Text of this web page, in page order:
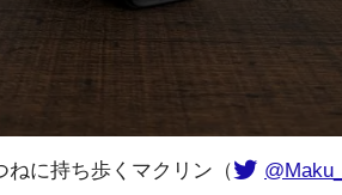
ねに持ち歩くマクリン（